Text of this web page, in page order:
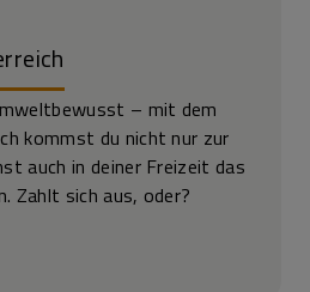
– mit dem
kommst du nicht nur zur
auch in deiner Freizeit das
Zahlt sich aus, oder?